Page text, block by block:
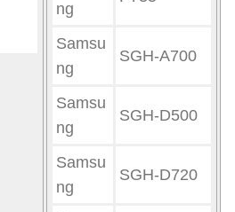
ng
Samsu
ng
SGH-A700
Samsu
ng
SGH-D500
Samsu
ng
SGH-D720